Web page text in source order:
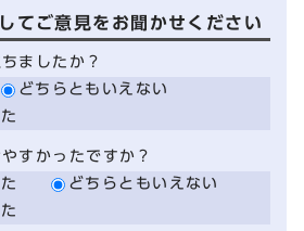
てご意見をお聞かせください
ましたか？
どちらともいえない
すかったですか？
どちらともいえない